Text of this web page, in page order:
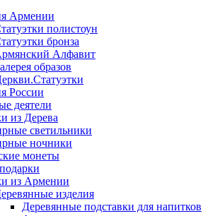
Армении
полистоун
бронза
Алфавит
образов
России
деятели
из Дерева
светильники
ночники
монеты
из Армении
изделия
Деревянные подставки для напитков